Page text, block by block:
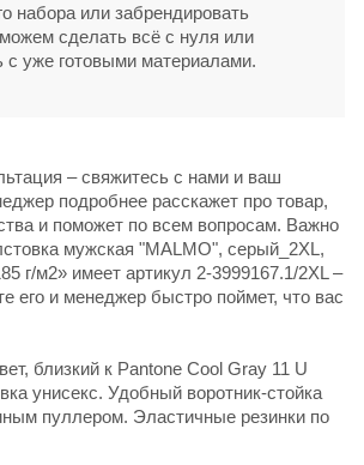
набора или забрендировать
сделать всё с нуля или
с уже готовыми материалами.
– свяжитесь с нами и ваш
подробнее расскажет про товар,
и поможет по всем вопросам. Важно
мужская "MALMO", серый_2XL,
г/м2» имеет артикул 2-3999167.1/2XL –
его и менеджер быстро поймет, что вас
близкий к Pantone Cool Gray 11 U
унисекс. Удобный воротник-стойка
пуллером. Эластичные резинки по